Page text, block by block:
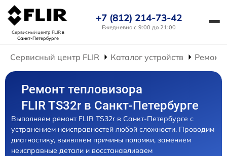
Сервисный центр FLIRв
Санкт-Петербурге
+7 (812) 214-73-42
Ежедневно с 9:00 до 21:00
Сервисный центр FLIR Каталог устройств Ремонт
Ремонт тепловизора
FLIR TS32r в Санкт-Петербурге
Выполняем ремонт FLIR TS32r в Санкт-Петербурге с
устранением неисправностей любой сложности. Проводим
диагностику, выявляем причины поломки, заменяем
неисправные детали и восстанавливаем